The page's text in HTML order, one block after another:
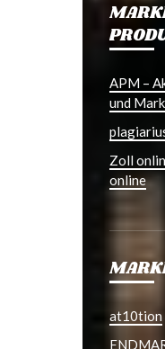
APM –
und
Zoll
online
at10tion